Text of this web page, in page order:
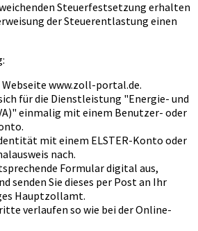
Steuerfestsetzung erhalten
der Steuerentlastung einen
Webseite www.zoll-portal.de.
für die Dienstleistung "Energie- und
einmalig mit einem Benutzer- oder
mit einem ELSTER-Konto oder
nach.
Formular digital aus,
senden Sie dieses per Post an Ihr
Hauptzollamt.
verlaufen so wie bei der Online-